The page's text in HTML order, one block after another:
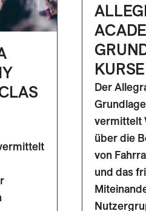
KURSE
Der
vermittelt
über die
von
und das